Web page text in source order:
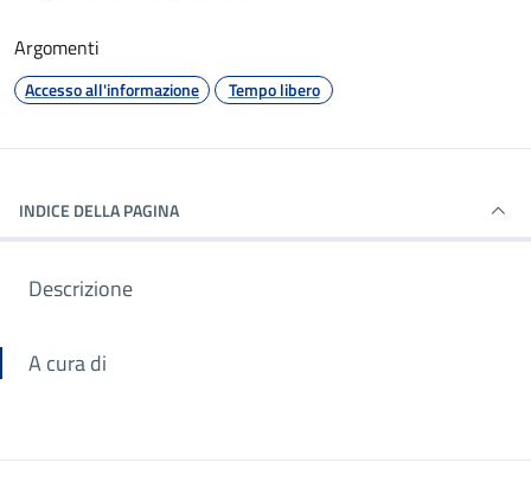
Argomenti
Accesso all'informazione Tempo libero
INDICE DELLA PAGINA
Descrizione
A cura di